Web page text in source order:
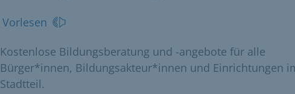
Vorlesen
Kostenlose Bildungsberatung und -angebote für alle
Bürger*innen, Bildungsakteur*innen und Einrichtungen
Stadtteil.